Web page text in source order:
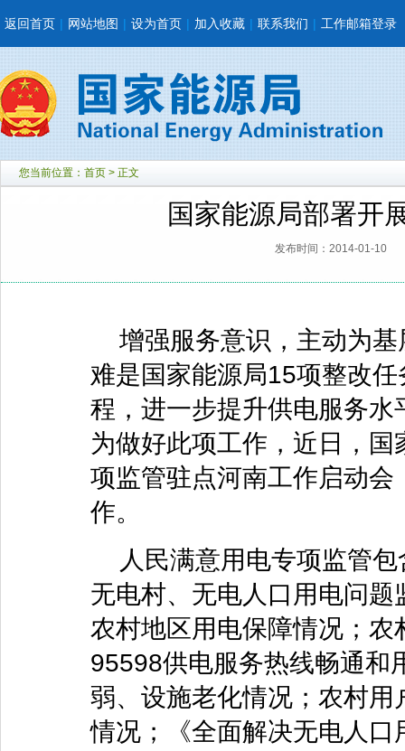
返回首页 | 网站地图 | 设为首页 | 加入收藏 | 联系我们 | 工作邮箱登录
您当前位置： 首页 > 正文
国家能源局部署开
发布时间：2014-01-10
增强服务意识，主动为基
难是国家能源局15项整改
程，进一步提升供电服务
为做好此项工作，近日，
项监管驻点河南工作启动
作。
人民满意用电专项监管包
无电村、无电人口用电问
农村地区用电保障情况；
95598供电服务热线畅通和
弱、设施老化情况；农村
情况；《全面解决无电人